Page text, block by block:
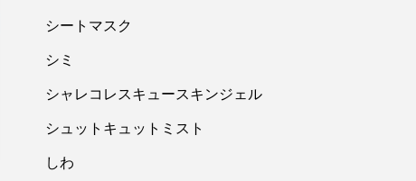
シートマスク
シミ
シャレコレスキュースキンジェル
シュットキュットミスト
しわ